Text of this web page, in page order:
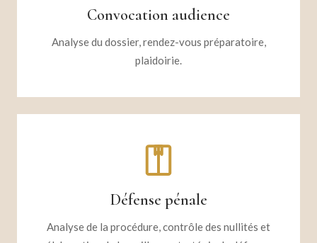
Convocation audience
Analyse du dossier, rendez-vous préparatoire,
plaidoirie.
Défense pénale
Analyse de la procédure, contrôle des nullités et